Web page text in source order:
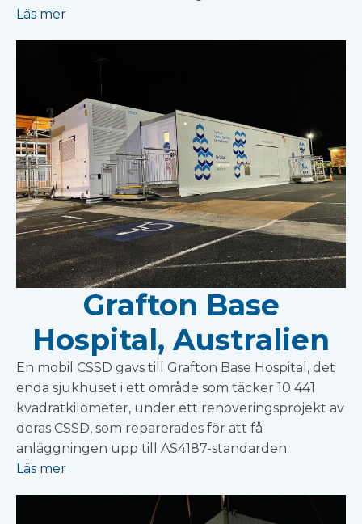
Läs mer
Grafton Base
Hospital, Australien
En mobil CSSD gavs till Grafton Base Hospital, det
enda sjukhuset i ett område som täcker 10 441
kvadratkilometer, under ett renoveringsprojekt av
deras CSSD, som reparerades för att få
anläggningen upp till AS4187-standarden.
Läs mer